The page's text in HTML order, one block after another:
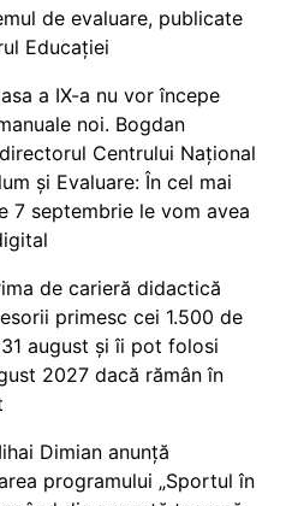
de evaluare, publicate
Educației
a IX-a nu vor începe
noi. Bogdan
Centrului Național
și Evaluare: În cel mai
7 septembrie le vom avea
de carieră didactică
primesc cei 1.500 de
august și îi pot folosi
2027 dacă rămân în
Dimian anunță
programului „Sportul în